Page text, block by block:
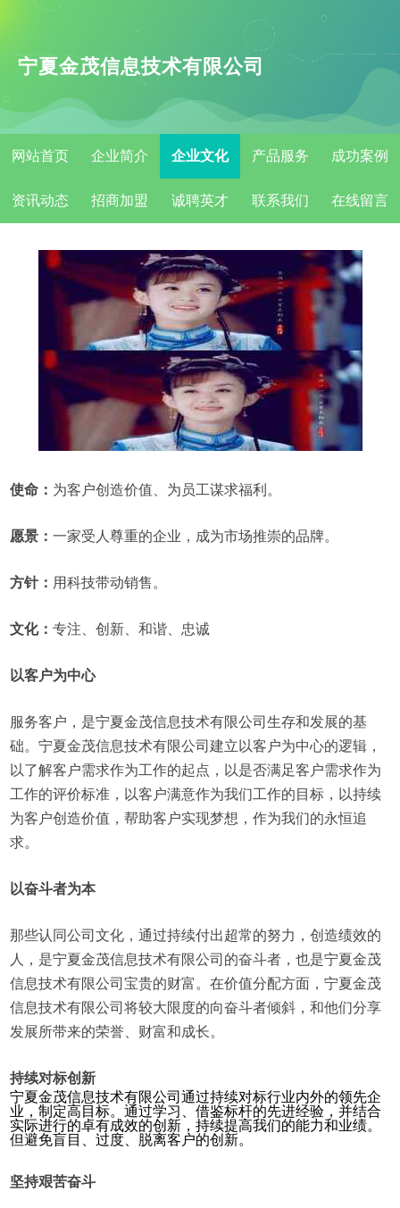
宁夏金茂信息技术有限公司
网站首页 企业简介 企业文化 产品服务 成功案例
资讯动态 招商加盟 诚聘英才 联系我们 在线留言
使命： 为客户创造价值、为员工谋求福利。
愿景：一家受人尊重的企业，成为市场推崇的品牌。
方针： 用科技带动销售。
文化：专注、创新、和谐、忠诚
以客户为中心
服务客户，是宁夏金茂信息技术有限公司生存和发展的基
础。宁夏金茂信息技术有限公司建立以客户为中心的逻辑，
以了解客户需求作为工作的起点，以是否满足客户需求作为
工作的评价标准，以客户满意作为我们工作的目标，以持续
为客户创造价值，帮助客户实现梦想，作为我们的永恒追
求。
以奋斗者为本
那些认同公司文化，通过持续付出超常的努力，创造绩效的
人，是宁夏金茂信息技术有限公司的奋斗者，也是宁夏金茂
信息技术有限公司宝贵的财富。在价值分配方面，宁夏金茂
信息技术有限公司将较大限度的向奋斗者倾斜，和他们分享
发展所带来的荣誉、财富和成长。
持续对标创新
宁夏金茂信息技术有限公司通过持续对标行业内外的领先企
业，制定高目标。通过学习、借鉴标杆的先进经验，并结合
实际进行的卓有成效的创新，持续提高我们的能力和业绩。
但避免盲目、过度、脱离客户的创新。
坚持艰苦奋斗